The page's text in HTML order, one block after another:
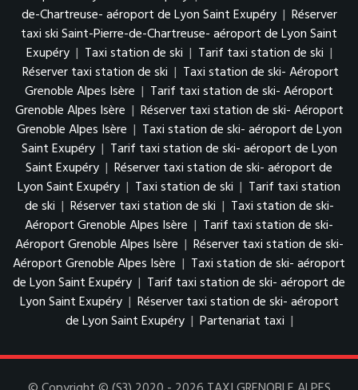
de-Chartreuse- aéroport de Lyon Saint Exupéry | Réserver
taxi ski Saint-Pierre-de-Chartreuse- aéroport de Lyon Saint
Exupéry | Taxi station de ski | Tarif taxi station de ski |
Réserver taxi station de ski | Taxi station de ski- Aéroport
Grenoble Alpes Isère | Tarif taxi station de ski- Aéroport
Grenoble Alpes Isère | Réserver taxi station de ski- Aéroport
Grenoble Alpes Isère | Taxi station de ski- aéroport de Lyon
Saint Exupéry | Tarif taxi station de ski- aéroport de Lyon
Saint Exupéry | Réserver taxi station de ski- aéroport de
Lyon Saint Exupéry | Taxi station de ski | Tarif taxi station
de ski | Réserver taxi station de ski | Taxi station de ski-
Aéroport Grenoble Alpes Isère | Tarif taxi station de ski-
Aéroport Grenoble Alpes Isère | Réserver taxi station de ski-
Aéroport Grenoble Alpes Isère | Taxi station de ski- aéroport
de Lyon Saint Exupéry | Tarif taxi station de ski- aéroport de
Lyon Saint Exupéry | Réserver taxi station de ski- aéroport
de Lyon Saint Exupéry | Partenariat taxi |